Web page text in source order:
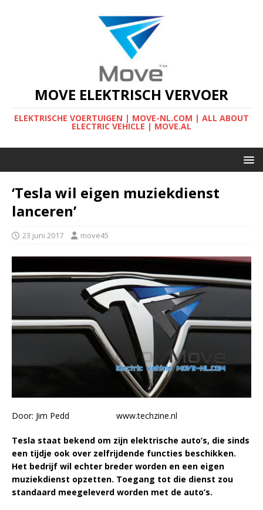
MOVE ELEKTRISCH VERVOER
ELEKTRISCHE VOERTUIGEN | MOVE-NL.COM | ALL ABOUT
ELECTRIC VEHICLE | MOVE.AL
‘Tesla wil eigen muziekdienst
lanceren’
23 juni 2017 move45
Door: Jim Pedd www.techzine.nl
Tesla staat bekend om zijn elektrische auto’s, die sinds
een tijdje ook over zelfrijdende functies beschikken.
Het bedrijf wil echter breder worden en een eigen
muziekdienst opzetten. Toegang tot die dienst zou
standaard meegeleverd worden met de auto’s.